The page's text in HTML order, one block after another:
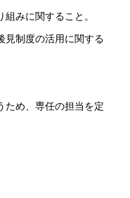
みに関すること。
制度の活用に関する
め、専任の担当を定